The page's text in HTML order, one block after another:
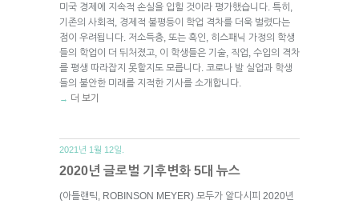
미국 경제에 지속적 손실을 입힐 것이라 평가했습니다. 특히,
기존의 사회적, 경제적 불평등이 학업 격차를 더욱 벌렸다는
점이 우려됩니다. 저소득층, 또는 흑인, 히스패닉 가정의 학생
들의 학업이 더 뒤처졌고, 이 학생들은 기술, 직업, 수입의 격차
를 평생 따라잡지 못할지도 모릅니다. 코로나 발 실업과 학생
들의 불안한 미래를 지적한 기사를 소개합니다.
→ 더 보기
2021년 1월 12일.
2020년 글로벌 기후변화 5대 뉴스
(아틀랜틱, ROBINSON MEYER) 모두가 알다시피 2020년